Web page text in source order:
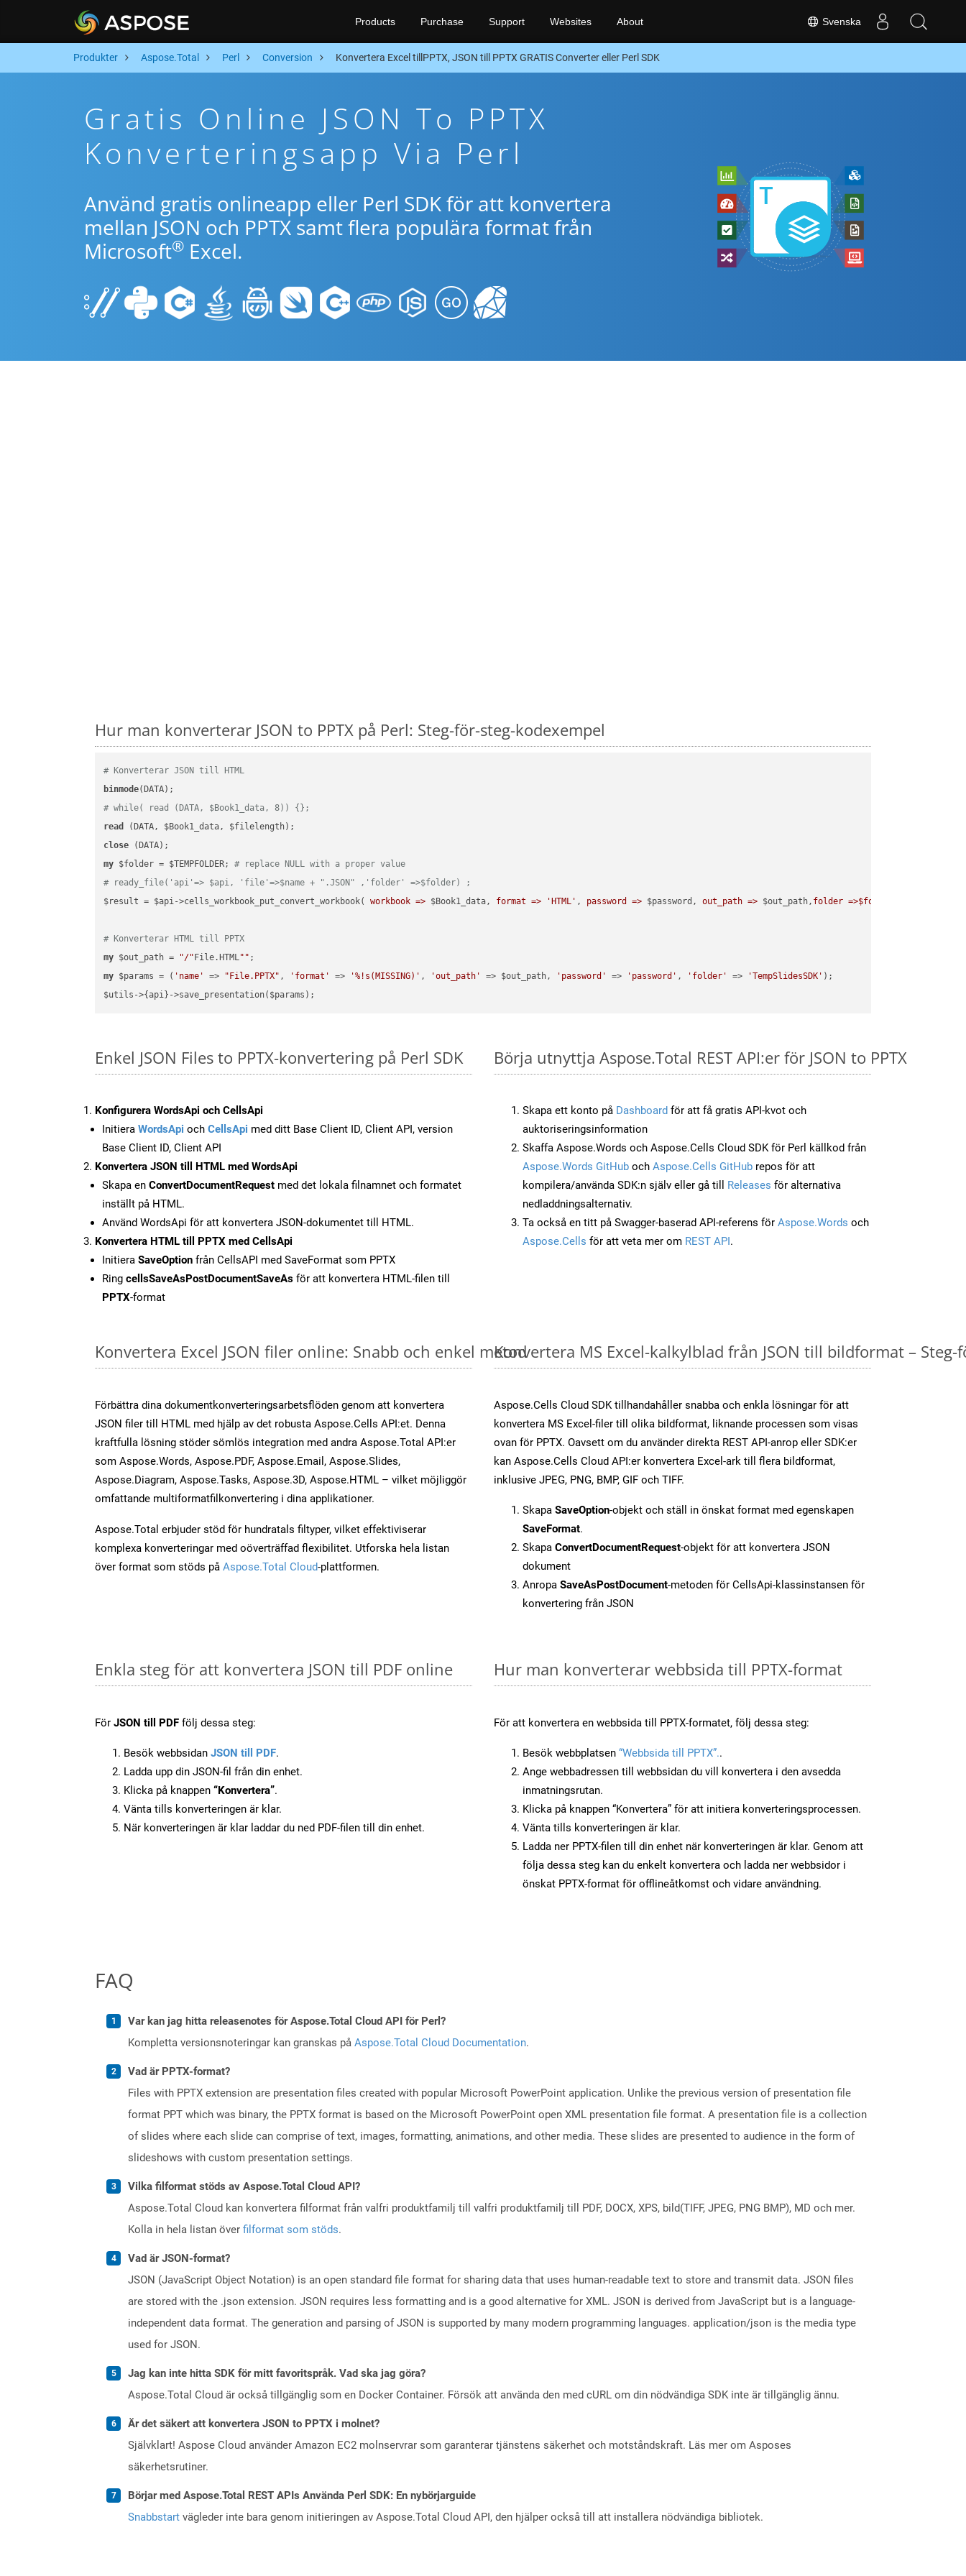
Svenska
Products Purchase Support Websites About
Produkter Aspose.Total Perl Conversion Konvertera Excel tillPPTX, JSON till PPTX GRATIS Converter eller Perl SDK
Gratis Online JSON To PPTX
Konverteringsapp Via Perl
Använd gratis onlineapp eller Perl SDK för att konvertera
mellan JSON och PPTX samt flera populära format från
Microsoft® Excel.
Hur man konverterar JSON to PPTX på Perl: Steg-för-steg-kodexempel
# Konverterar JSON till HTML
binmode
# while( read (DATA, $Book1_data, 8)) {};
read
close
my $folder = $TEMPFOLDER; # replace NULL with a proper value
# ready_file('api'=> $api, 'file'=>$name + ".JSON" ,'folder' =>$folder) ;
$result = $api->cells_workbook_put_convert_workbook( workbook => $Book1_data, format => 'HTML' , password => $password, out_path => $out_path, folder =>$folder
# Konverterar HTML till PPTX
my $out_path = "/" File.HTML""
my $params = ( 'name' => "File.PPTX" , 'format' => '%!s(MISSING)' , 'out_path' => $out_path, 'password' => 'password' , 'folder' => 'TempSlidesSDK' );
Enkel JSON Files to PPTX-konvertering på Perl SDK
Konfigurera WordsApi och CellsApi
Initiera WordsApi och CellsApi med ditt Base Client ID, Client API, version
Base Client ID, Client API
Konvertera JSON till HTML med WordsApi
Skapa en ConvertDocumentRequest med det lokala filnamnet och formatet
inställt på HTML.
Använd WordsApi för att konvertera JSON-dokumentet till HTML.
Konvertera HTML till PPTX med CellsApi
Initiera SaveOption från CellsAPI med SaveFormat som PPTX
Ring cellsSaveAsPostDocumentSaveAs för att konvertera HTML-filen till
PPTX-format
Börja utnyttja Aspose.Total REST API:er för JSON to PPTX
Skapa ett konto på Dashboard för att få gratis API-kvot och
auktoriseringsinformation
Skaffa Aspose.Words och Aspose.Cells Cloud SDK för Perl källkod från
Aspose.Words GitHub och Aspose.Cells GitHub repos för att
kompilera/använda SDK:n själv eller gå till Releases för alternativa
nedladdningsalternativ.
Ta också en titt på Swagger-baserad API-referens för Aspose.Words och
Aspose.Cells för att veta mer om REST API.
Konvertera Excel JSON filer online: Snabb och enkel metod
Förbättra dina dokumentkonverteringsarbetsflöden genom att konvertera
JSON filer till HTML med hjälp av det robusta Aspose.Cells API:et. Denna
kraftfulla lösning stöder sömlös integration med andra Aspose.Total API:er
som Aspose.Words, Aspose.PDF, Aspose.Email, Aspose.Slides,
Aspose.Diagram, Aspose.Tasks, Aspose.3D, Aspose.HTML – vilket möjliggör
omfattande multiformatfilkonvertering i dina applikationer.
Aspose.Total erbjuder stöd för hundratals filtyper, vilket effektiviserar
komplexa konverteringar med oöverträffad flexibilitet. Utforska hela listan
över format som stöds på Aspose.Total Cloud-plattformen.
Konvertera MS Excel-kalkylblad från JSON till bildformat – Steg-
Aspose.Cells Cloud SDK tillhandahåller snabba och enkla lösningar för att
konvertera MS Excel-filer till olika bildformat, liknande processen som visas
ovan för PPTX. Oavsett om du använder direkta REST API-anrop eller SDK:er
kan Aspose.Cells Cloud API:er konvertera Excel-ark till flera bildformat,
inklusive JPEG, PNG, BMP, GIF och TIFF.
Skapa SaveOption-objekt och ställ in önskat format med egenskapen
SaveFormat.
Skapa ConvertDocumentRequest-objekt för att konvertera JSON
dokument
Anropa SaveAsPostDocument-metoden för CellsApi-klassinstansen för
konvertering från JSON
Enkla steg för att konvertera JSON till PDF online
För JSON till PDF följ dessa steg:
Besök webbsidan JSON till PDF.
Ladda upp din JSON-fil från din enhet.
Klicka på knappen “Konvertera”.
Vänta tills konverteringen är klar.
När konverteringen är klar laddar du ned PDF-filen till din enhet.
Hur man konverterar webbsida till PPTX-format
För att konvertera en webbsida till PPTX-formatet, följ dessa steg:
Besök webbplatsen “Webbsida till PPTX”..
Ange webbadressen till webbsidan du vill konvertera i den avsedda
inmatningsrutan.
Klicka på knappen “Konvertera” för att initiera konverteringsprocessen.
Vänta tills konverteringen är klar.
Ladda ner PPTX-filen till din enhet när konverteringen är klar. Genom att
följa dessa steg kan du enkelt konvertera och ladda ner webbsidor i
önskat PPTX-format för offlineåtkomst och vidare användning.
FAQ
Var kan jag hitta releasenotes för Aspose.Total Cloud API för Perl?
Kompletta versionsnoteringar kan granskas på Aspose.Total Cloud Documentation.
Vad är PPTX-format?
Files with PPTX extension are presentation files created with popular Microsoft PowerPoint application. Unlike the previous version of presentation file
format PPT which was binary, the PPTX format is based on the Microsoft PowerPoint open XML presentation file format. A presentation file is a collection
of slides where each slide can comprise of text, images, formatting, animations, and other media. These slides are presented to audience in the form of
slideshows with custom presentation settings.
Vilka filformat stöds av Aspose.Total Cloud API?
Aspose.Total Cloud kan konvertera filformat från valfri produktfamilj till valfri produktfamilj till PDF, DOCX, XPS, bild(TIFF, JPEG, PNG BMP), MD och mer.
Kolla in hela listan över filformat som stöds.
Vad är JSON-format?
JSON (JavaScript Object Notation) is an open standard file format for sharing data that uses human-readable text to store and transmit data. JSON files
are stored with the .json extension. JSON requires less formatting and is a good alternative for XML. JSON is derived from JavaScript but is a language-
independent data format. The generation and parsing of JSON is supported by many modern programming languages. application/json is the media type
used for JSON.
Jag kan inte hitta SDK för mitt favoritspråk. Vad ska jag göra?
Aspose.Total Cloud är också tillgänglig som en Docker Container. Försök att använda den med cURL om din nödvändiga SDK inte är tillgänglig ännu.
Är det säkert att konvertera JSON to PPTX i molnet?
Självklart! Aspose Cloud använder Amazon EC2 molnservrar som garanterar tjänstens säkerhet och motståndskraft. Läs mer om Asposes
säkerhetsrutiner.
Börjar med Aspose.Total REST APIs Använda Perl SDK: En nybörjarguide
Snabbstart vägleder inte bara genom initieringen av Aspose.Total Cloud API, den hjälper också till att installera nödvändiga bibliotek.